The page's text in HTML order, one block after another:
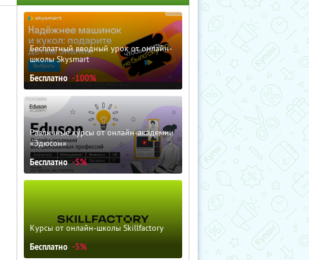
Бесплатный вводный урок от онлайн-
школы Skysmart
Бесплатно -100%
Различные курсы от онлайн-академии
«Эдюсон»
Бесплатно -5%
Курсы от онлайн-школы Skillfactory
Бесплатно -5%